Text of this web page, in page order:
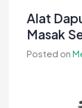
Alat
Masak
Posted on